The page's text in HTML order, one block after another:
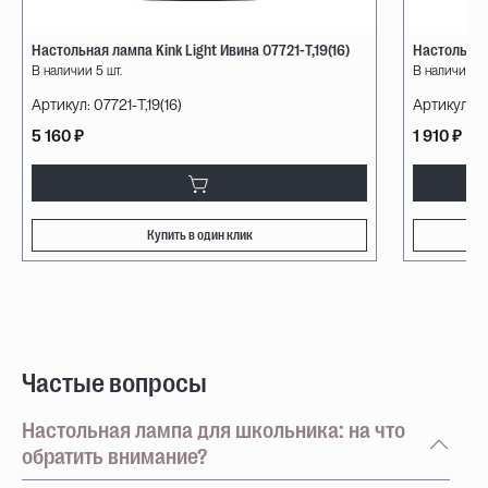
Настольная лампа Kink Light Ивина 07721-T,19(16)
В наличии 5 шт.
Артикул: 07721-T,19(16)
5 160 ₽
Купить в один клик
В наличии 3
Артикул:
1 910 ₽
Частые вопросы
Настольная лампа для школьника: на что
обратить внимание?